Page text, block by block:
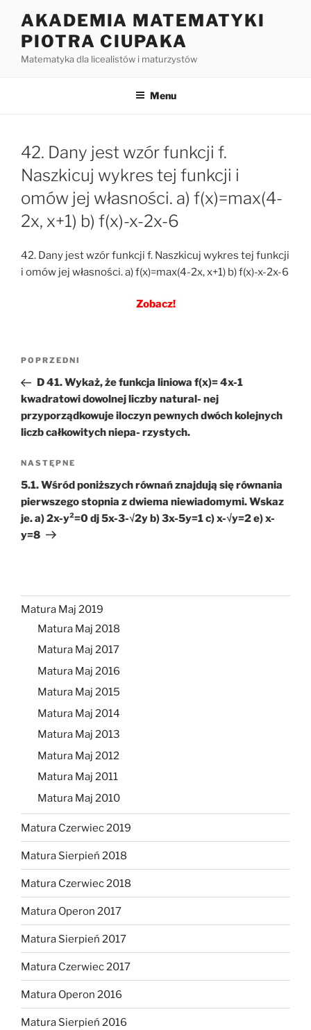
treści
AKADEMIA MATEMATYKI
PIOTRA CIUPAKA
Matematyka dla licealistów i maturzystów
Menu
42. Dany jest wzór funkcji f.
Naszkicuj wykres tej funkcji i
omów jej własności. a) f(x)=max(4-
2x, x+1) b) f(x)-x-2x-6
42. Dany jest wzór funkcji f. Naszkicuj wykres tej funkcji
i omów jej własności. a) f(x)=max(4-2x, x+1) b) f(x)-x-2x-6
Zobacz!
Nawigacja
Poprzedni
wpis
POPRZEDNI
D 41. Wykaż, że funkcja liniowa f(x)= 4x-1
kwadratowi dowolnej liczby natural- nej
przyporządkowuje iloczyn pewnych dwóch kolejnych
liczb całkowitych niepa- rzystych.
Następny
wpis
NASTĘPNE
5.1. Wśród poniższych równań znajdują się równania
pierwszego stopnia z dwiema niewiadomymi. Wskaz
je. a) 2x-y²=0 dj 5x-3-√2y b) 3x-5y=1 c) x-√y=2 e) x-
y=8
Matura Maj 2019
Matura Maj 2018
Matura Maj 2017
Matura Maj 2016
Matura Maj 2015
Matura Maj 2014
Matura Maj 2013
Matura Maj 2012
Matura Maj 2011
Matura Maj 2010
Matura Czerwiec 2019
Matura Sierpień 2018
Matura Czerwiec 2018
Matura Operon 2017
Matura Sierpień 2017
Matura Czerwiec 2017
Matura Operon 2016
Matura Sierpień 2016